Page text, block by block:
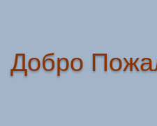
Добро